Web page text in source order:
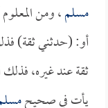
مسلم، ومن
أو: (حدثني ثقة)
ثقة عند غيره، فذلك
يأت في صحيح